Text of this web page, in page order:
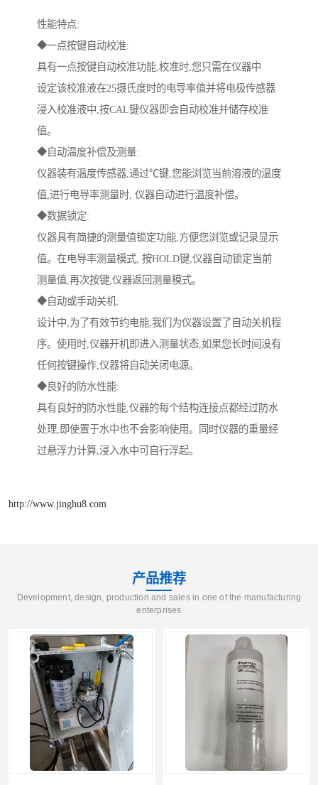
性能特点:
◆一点按键自动校准:
具有一点按键自动校准功能,校准时,您只需在仪器中
设定该校准液在25摄氏度时的电导率值并将电极传感器
浸入校准液中,按CAL键仪器即会自动校准并储存校准
值。
◆自动温度补偿及测量:
仪器装有温度传感器,通过℃键,您能浏览当前溶液的温度
值,进行电导率测量时, 仪器自动进行温度补偿。
◆数据锁定:
仪器具有简捷的测量值锁定功能,方便您浏览或记录显示
值。在电导率测量模式, 按HOLD键,仪器自动锁定当前
测量值,再次按键,仪器返回测量模式。
◆自动或手动关机:
设计中,为了有效节约电能,我们为仪器设置了自动关机程
序。使用时,仪器开机即进入测量状态,如果您长时间没有
任何按键操作,仪器将自动关闭电源。
◆良好的防水性能:
具有良好的防水性能,仪器的每个结构连接点都经过防水
处理,即使置于水中也不会影响使用。同时仪器的重量经
过悬浮力计算,浸入水中可自行浮起。
http://www.jinghu8.com
产品推荐
Development, design, production and sales in one of the manufacturing
enterprises